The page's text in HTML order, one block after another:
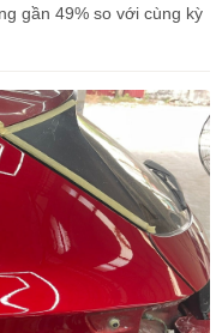
gần 49% so với cùng kỳ